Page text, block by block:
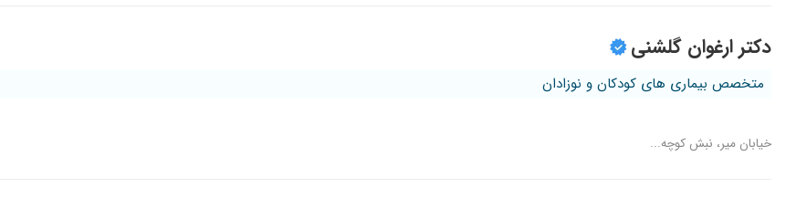
دکتر ارغوان گلشنی
متخصص بیماری های کودکان و نوزادان
خیابان میر، نبش کوچه...